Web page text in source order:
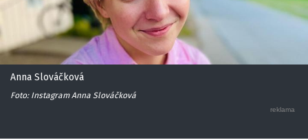
Anna Slováčková
Foto: Instagram Anna Slováčková